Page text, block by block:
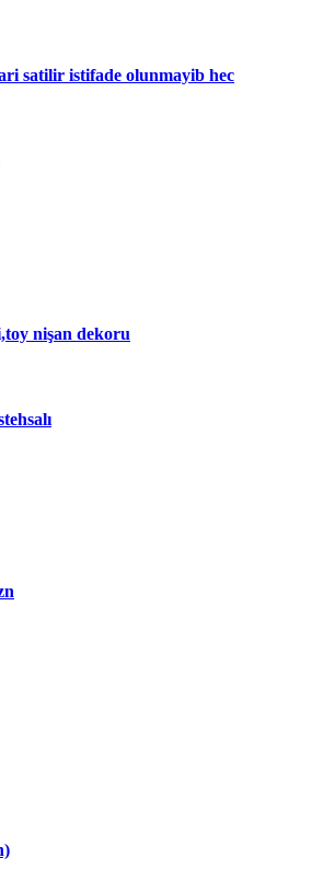
satilir istifade olunmayib hec
nişan dekoru